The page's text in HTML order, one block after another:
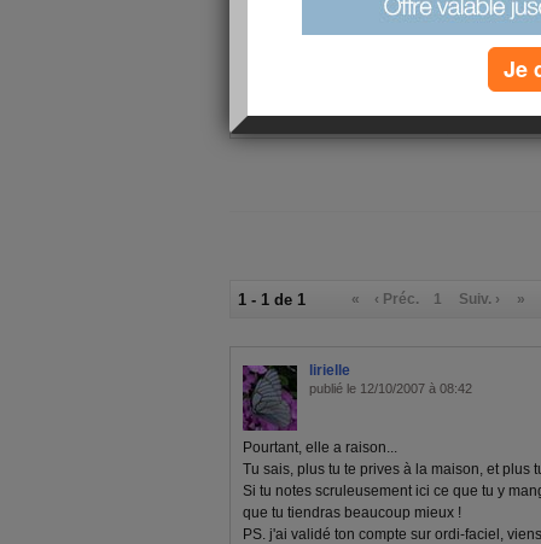
Thé vert
rouges, café
Calories consommées :
1 - 1 de 1 « ‹ Préc. 1 Suiv. › »
lirielle
publié le 12/10/2007 à 08:42
Pourtant, elle a raison...
Tu sais, plus tu te prives à la maison, et plus
Si tu notes scruleusement ici ce que tu y
que tu tiendras beaucoup mieux !
PS. j'ai validé ton compte sur ordi-faciel,
Je